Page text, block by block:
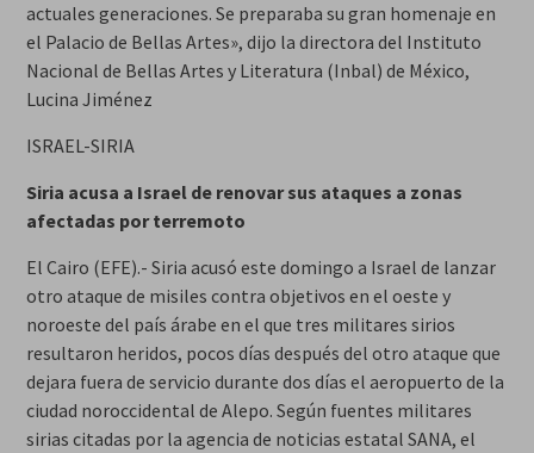
actuales generaciones. Se preparaba su gran homenaje en
el Palacio de Bellas Artes», dijo la directora del Instituto
Nacional de Bellas Artes y Literatura (Inbal) de México,
Lucina Jiménez
ISRAEL-SIRIA
Siria acusa a Israel de renovar sus ataques a zonas
afectadas por terremoto
El Cairo (EFE).- Siria acusó este domingo a Israel de lanzar
otro ataque de misiles contra objetivos en el oeste y
noroeste del país árabe en el que tres militares sirios
resultaron heridos, pocos días después del otro ataque que
dejara fuera de servicio durante dos días el aeropuerto de la
ciudad noroccidental de Alepo. Según fuentes militares
sirias citadas por la agencia de noticias estatal SANA, el